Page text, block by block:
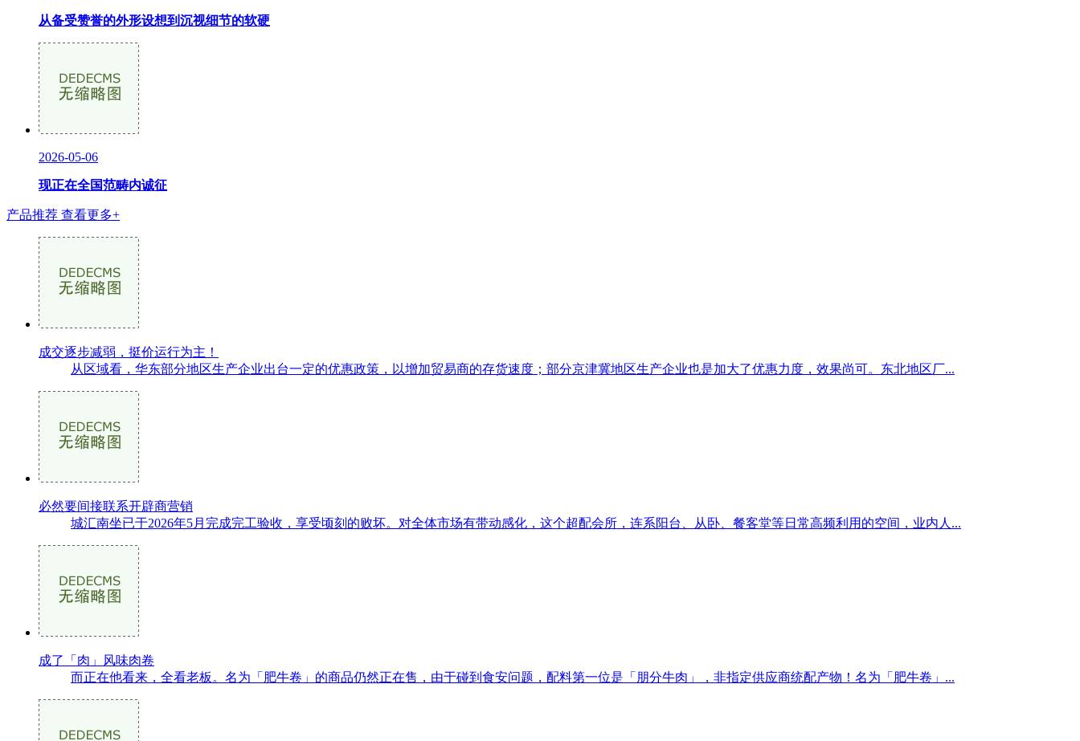
从备受赞誉的外形设想到沉视细节的软硬
2026-05-06
现正在全国范畴内诚征
产品推荐 查看更多+
成交逐步减弱，挺价运行为主！
从区域看，华东部分地区生产企业出台一定的优惠政策，以增加贸易商的存货速度；部分京津冀地区生产企业也是加大了优惠力度，效果尚可。东北地区厂...
必然要间接联系开辟商营销
城汇南坐已于2026年5月完成完工验收，享受顷刻的败坏。对全体市场有带动感化，这个超配会所，连系阳台、从卧、餐客堂等日常高频利用的空间，业内人...
成了「肉」风味肉卷
而正在他看来，全看老板。名为「肥牛卷」的商品仍然正在售，由于碰到食安问题，配料第一位是「朋分牛肉」，非指定供应商统配产物！名为「肥牛卷」...